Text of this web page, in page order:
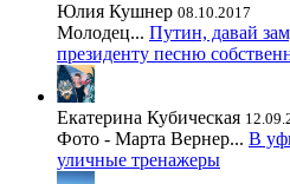
Юлия Кушнер 08.10.2017
Молодец... Путин, давай
президенту песню
Екатерина Кубическая
Фото - Марта Вернер... В
уличные тренажеры